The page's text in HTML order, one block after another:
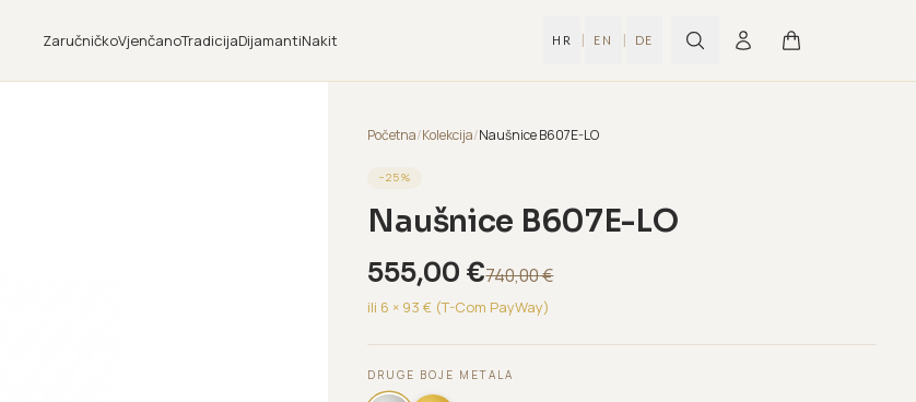
ZaručničkoVjenčanoTradicijaDijamantiNakit HR | EN | DE
Početna/Kolekcija/Naušnice B607E-LO
−25%
Naušnice B607E-LO
555,00 €740,00€
ili 6 × 93 € (T-Com PayWay)
DRUGE BOJE METALA